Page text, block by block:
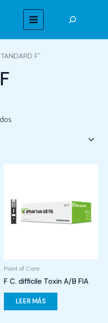
MAIN
F”
Point of Care
F C. difficile Toxin A/B FIA
LEER MÁS